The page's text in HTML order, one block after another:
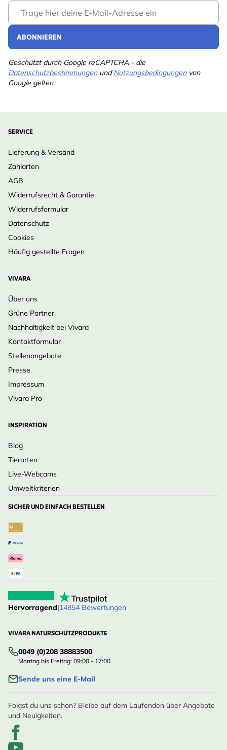
Email Address
ABONNIEREN
Geschützt durch Google reCAPTCHA - die
DatenschutzbestimmungenundNutzungsbedingungenvon
Google gelten.
SERVICE
Lieferung & Versand
Zahlarten
AGB
Widerrufsrecht & Garantie
Widerrufsformular
Datenschutz
Cookies
Häufig gestellte Fragen
VIVARA
Über uns
Grüne Partner
Nachhaltigkeit bei Vivara
Kontaktformular
Stellenangebote
Presse
Impressum
Vivara Pro
INSPIRATION
Blog
Tierarten
Live-Webcams
Umweltkriterien
SICHER UND EINFACH BESTELLEN
Hervorragend|14854 Bewertungen
VIVARA NATURSCHUTZPRODUKTE
0049 (0)208 38883500
Montag bis Freitag: 09:00 - 17:00
Sende uns eine E-Mail
Folgst du uns schon? Bleibe auf dem Laufenden über Angebote
und Neuigkeiten.